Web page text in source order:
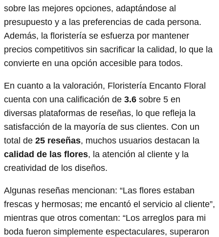
sobre las mejores opciones, adaptándose al
presupuesto y a las preferencias de cada persona.
Además, la floristería se esfuerza por mantener
precios competitivos sin sacrificar la calidad, lo que la
convierte en una opción accesible para todos.
En cuanto a la valoración, Floristería Encanto Floral
cuenta con una calificación de 3.6 sobre 5 en
diversas plataformas de reseñas, lo que refleja la
satisfacción de la mayoría de sus clientes. Con un
total de 25 reseñas, muchos usuarios destacan la
calidad de las flores, la atención al cliente y la
creatividad de los diseños.
Algunas reseñas mencionan: “Las flores estaban
frescas y hermosas; me encantó el servicio al cliente”,
mientras que otros comentan: “Los arreglos para mi
boda fueron simplemente espectaculares, superaron